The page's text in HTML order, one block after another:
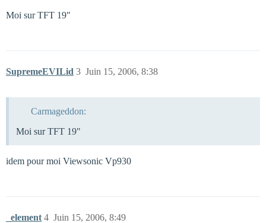
Moi sur TFT 19"
SupremeEVILid Juin 15, 2006, 8:38
3
Carmageddon:
Moi sur TFT 19"
idem pour moi Viewsonic Vp930
_element Juin 15, 2006, 8:49
4